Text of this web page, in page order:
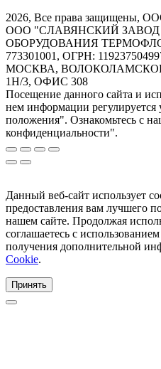
2026, Все права защищены,
ООО "СЛАВЯНСКИЙ
ОБОРУДОВАНИЯ
773301001, ОГРН:
МОСКВА,
1Н/3, ОФИС 308
Посещение данного сайта и
нем информации
положения". Ознакомьтесь с
конфиденциальности".
Данный веб-сайт использует
предоставления вам лучшего
нашем сайте. Продолжая
соглашаетесь с
получения дополнительной
Cookie.
Принять